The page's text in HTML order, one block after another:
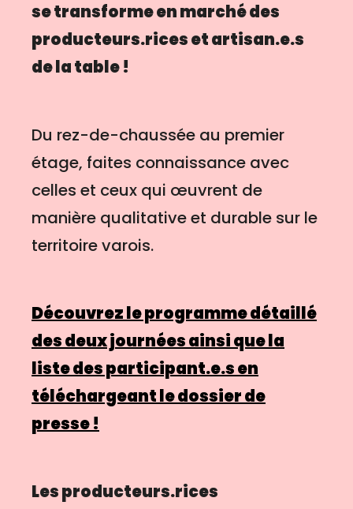
se transforme en marché des
producteurs.rices et artisan.e.s
de la table !
Du rez-de-chaussée au premier
étage, faites connaissance avec
celles et ceux qui œuvrent de
manière qualitative et durable sur le
territoire varois.
Découvrez le programme détaillé
des deux journées ainsi que la
liste des participant.e.s en
téléchargeant le dossier de
presse !
Les producteurs.rices